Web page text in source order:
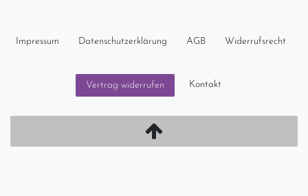
Impressum Daten­schutz­erklärung AGB Widerrufs­recht
Vertrag widerrufen Kontakt